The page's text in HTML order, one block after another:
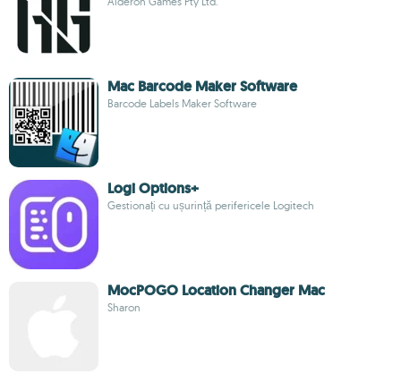
Mac Barcode Maker Software
Barcode Labels Maker Software
Logi Options+
Gestionați cu ușurință perifericele Logitech
MocPOGO Location Changer Mac
Sharon